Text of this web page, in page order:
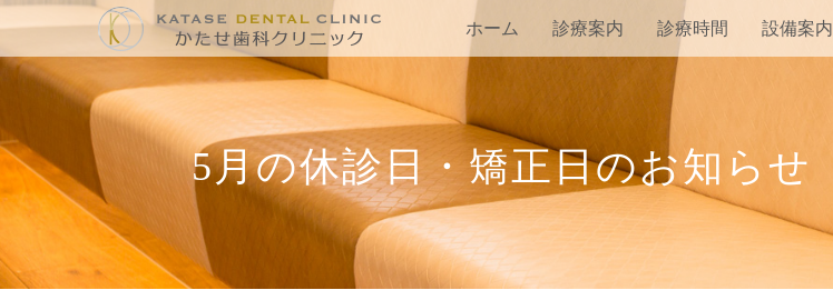
ホーム 診療案内 診療時間 設備案内
5月の休診日・矯正日のお知らせ